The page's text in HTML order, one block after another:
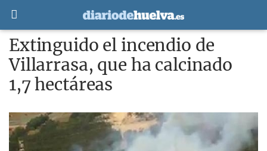
Extinguido el incendio de
Villarrasa, que ha calcinado
1,7 hectáreas